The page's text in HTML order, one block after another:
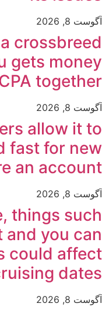
آگوست 8, 2026
crossbreed
gets money
together
آگوست 8, 2026
allow it to
fast for new
an account
آگوست 8, 2026
things such
and you can
could affect
dates
آگوست 8, 2026